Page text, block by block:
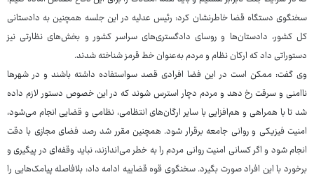
سخنگوی دستگاه قضا خاطرنشان کرد: رئیس عدلیه در این جلسه همچنین به دادستانی
کل کشور، دادستان‌ها و روسای دادگستری‌های سراسر کشور و بخش‌های نظارتی نیز
دستوراتی داد که ارکان نظام و مردم به‌عنوان خط قرمز شناخته شدند.
وی گفت: ممکن است در این فضا افرادی قصد سواستفاده داشته باشند و در شهرها
ناامنی و سرقت رخ دهد و مردم دچار استرس شوند که در این خصوص دستور لازم داده
شد تا با همراهی و هم‌افزایی با سایر ارگان‌های انتظامی، نظامی و قضایی انجام می‌شود،
امنیت فیزیکی و روانی جامعه برقرار شود. همچنین مقرر شد رصد فضای مجازی با دقت
انجام شود و اگر کسانی امنیت روانی مردم را به خطر می‌اندازند، نباید وقفه‌ای در پیگیری و
برخورد با این افراد صورت بگیرد. سخنگوی قوه قضاییه ادامه داد: بلافاصله پیامک‌هایی را